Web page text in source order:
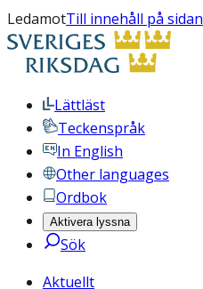
LedamotTill innehåll på sidan
Lättläst
Teckenspråk
In English
Other languages
Ordbok
Aktivera lyssna
Sök
Aktuellt